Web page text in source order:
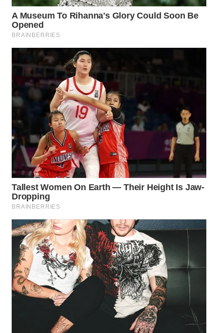
WN
PRIANGAN
TIMUR
SEMARANG
WN
SOLO
WN
BOROBUDUR
WN
MADURA
WN
WN
NATUNA
WN
BINTAN
MANDALIKA